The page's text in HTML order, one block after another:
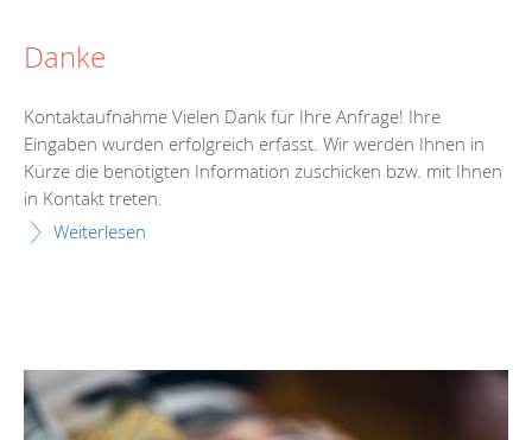
Danke
Kontaktaufnahme Vielen Dank für Ihre Anfrage! Ihre
Eingaben wurden erfolgreich erfasst. Wir werden Ihnen in
Kürze die benötigten Information zuschicken bzw. mit Ihnen
in Kontakt treten.
Weiterlesen